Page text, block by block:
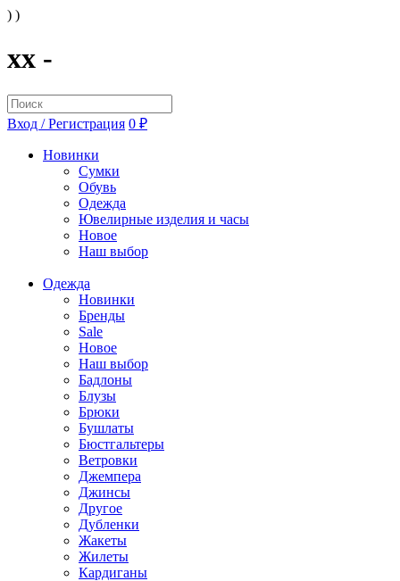
) )
xx -
Вход / Регистрация 0 ₽
Новинки
Сумки
Обувь
Одежда
Ювелирные изделия и часы
Новое
Наш выбор
Одежда
Новинки
Бренды
Sale
Новое
Наш выбор
Бадлоны
Блузы
Брюки
Бушлаты
Бюстгальтеры
Ветровки
Джемпера
Джинсы
Другое
Дубленки
Жакеты
Жилеты
Кардиганы